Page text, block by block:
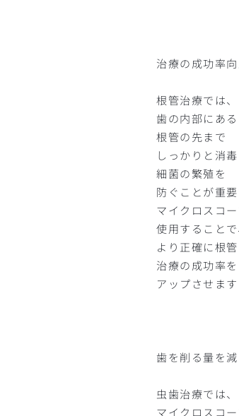
治療の成功率向
根管治療では、
歯の内部にある
根管の先まで
しっかりと消毒
細菌の繁殖を
防ぐことが重要
マイクロスコー
使用することで
より正確に根管
治療の成功率を
アップさせます
歯を削る量を減
虫歯治療では、
マイクロスコー